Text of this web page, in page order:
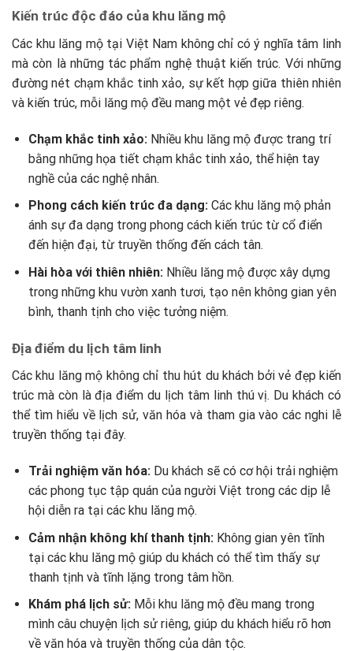
Kiến trúc độc đáo của khu lăng mộ
Các khu lăng mộ tại Việt Nam không chỉ có ý nghĩa tâm linh
mà còn là những tác phẩm nghệ thuật kiến trúc. Với những
đường nét chạm khắc tinh xảo, sự kết hợp giữa thiên nhiên
và kiến trúc, mỗi lăng mộ đều mang một vẻ đẹp riêng.
Chạm khắc tinh xảo:Nhiều khu lăng mộ được trang trí
bằng những họa tiết chạm khắc tinh xảo, thể hiện tay
nghề của các nghệ nhân.
Phong cách kiến trúc đa dạng:Các khu lăng mộ phản
ánh sự đa dạng trong phong cách kiến trúc từ cổ điển
đến hiện đại, từ truyền thống đến cách tân.
Hài hòa với thiên nhiên:Nhiều lăng mộ được xây dựng
trong những khu vườn xanh tươi, tạo nên không gian yên
bình, thanh tịnh cho việc tưởng niệm.
Địa điểm du lịch tâm linh
Các khu lăng mộ không chỉ thu hút du khách bởi vẻ đẹp kiến
trúc mà còn là địa điểm du lịch tâm linh thú vị. Du khách có
thể tìm hiểu về lịch sử, văn hóa và tham gia vào các nghi lễ
truyền thống tại đây.
Trải nghiệm văn hóa:Du khách sẽ có cơ hội trải nghiệm
các phong tục tập quán của người Việt trong các dịp lễ
hội diễn ra tại các khu lăng mộ.
Cảm nhận không khí thanh tịnh:Không gian yên tĩnh
tại các khu lăng mộ giúp du khách có thể tìm thấy sự
thanh tịnh và tĩnh lặng trong tâm hồn.
Khám phá lịch sử:Mỗi khu lăng mộ đều mang trong
mình câu chuyện lịch sử riêng, giúp du khách hiểu rõ hơn
về văn hóa và truyền thống của dân tộc.